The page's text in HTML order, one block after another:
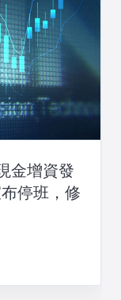
金增資發
停班，修